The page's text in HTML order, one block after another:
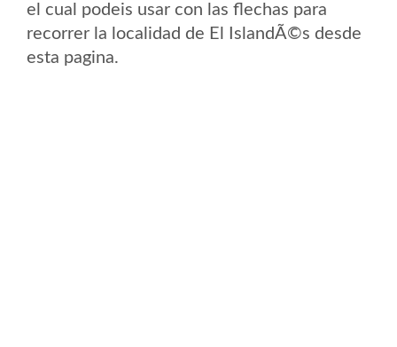
el cual podeis usar con las flechas para
recorrer la localidad de El IslandÃ©s desde
esta pagina.